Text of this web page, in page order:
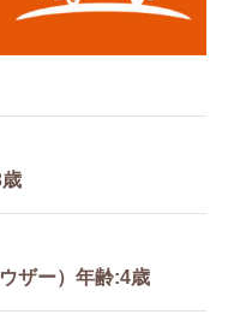
ザー）年齢:4歳